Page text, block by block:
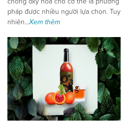
pháp được nhiều người lựa chọn. Tuy
nhiên...Xem thêm